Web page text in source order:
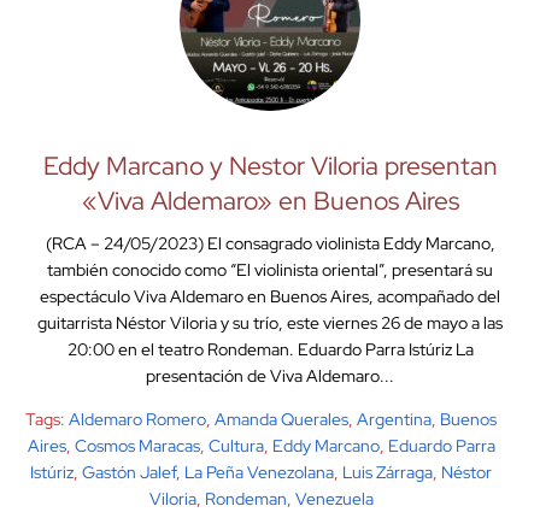
Eddy Marcano y Nestor Viloria presentan
«Viva Aldemaro» en Buenos Aires
(RCA – 24/05/2023) El consagrado violinista Eddy Marcano,
también conocido como “El violinista oriental”, presentará su
espectáculo Viva Aldemaro en Buenos Aires, acompañado del
guitarrista Néstor Viloria y su trío, este viernes 26 de mayo a las
20:00 en el teatro Rondeman. Eduardo Parra Istúriz La
presentación de Viva Aldemaro...
Tags: Aldemaro Romero, Amanda Querales, Argentina, Buenos
Aires, Cosmos Maracas, Cultura, Eddy Marcano, Eduardo Parra
Istúriz, Gastón Jalef, La Peña Venezolana, Luis Zárraga, Néstor
Viloria, Rondeman, Venezuela